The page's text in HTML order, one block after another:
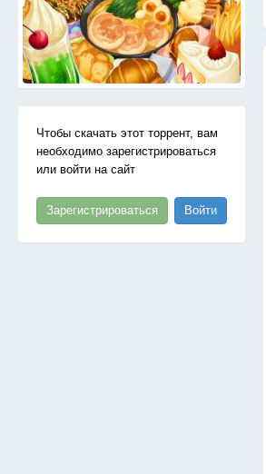
Чтобы скачать этот торрент, вам
необходимо зарегистрироваться
или войти на сайт
Зарегистрироваться Войти